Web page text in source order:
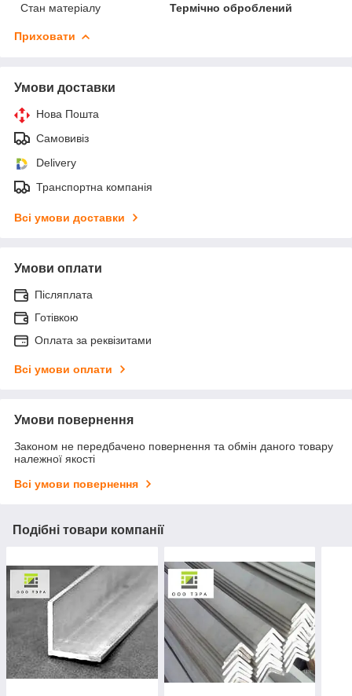
Стан матеріалу
Термічно оброблений
Приховати
Умови доставки
Нова Пошта
Самовивіз
Delivery
Транспортна компанія
Всі умови доставки
Умови оплати
Післяплата
Готівкою
Оплата за реквізитами
Всі умови оплати
Умови повернення
Законом не передбачено повернення та обмін даного товару
належної якості
Всі умови повернення
Подібні товари компанії